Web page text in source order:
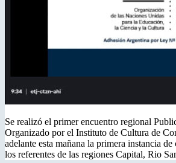
Se realizó el primer encuentro regional
Organizado por el Instituto de Cultura de
adelante esta mañana la primera instancia
los referentes de las regiones Capital, Rio